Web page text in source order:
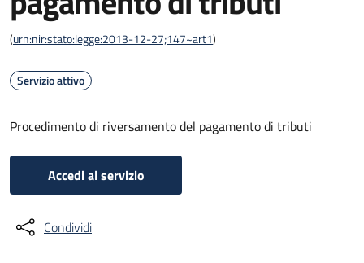
(urn:nir:stato:legge:2013-12-27;147~art1)
Servizio attivo
Procedimento di riversamento del pagamento di tributi
Accedi al servizio
Condividi